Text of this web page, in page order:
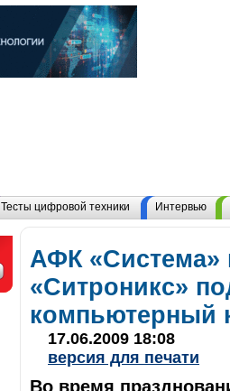
Тесты цифровой техники Интервью
АФК
«Ситроникс»
компьютерный
17.06.2009 18:08
версия для печати
Во время